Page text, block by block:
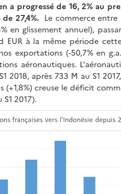
a progressé de 16, 2% au
27,4%. Le commerce
en glissement annuel),
EUR à la même période
exportations (-50,7% en
aéronautiques.
2018, après 733 M au S1
creuse le déficit
2017).